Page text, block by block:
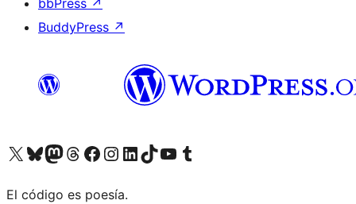
bbPress ↗
BuddyPress ↗
Visita nuestra cuenta de X (anteriormente Twitter)
Visita nuestra cuenta de Bluesky
Visita nuestra cuenta de Mastodon
Visita nuestra cuenta de Threads
Visita nuestra página de Facebook
Visita nuestra cuenta de Instagram
Visita nuestra cuenta de LinkedIn
Visita nuestra cuenta de TikTok
Visita nuestro canal de YouTube
Visita nuestra cuenta de Tumblr
El código es poesía.